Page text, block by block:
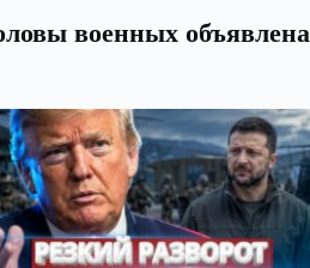
военных объявлена